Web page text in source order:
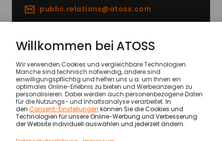
public.relations@atoss.com
Code of Conduct
Impressum AGB AVV Sicherheit
© ATOSS Software SE